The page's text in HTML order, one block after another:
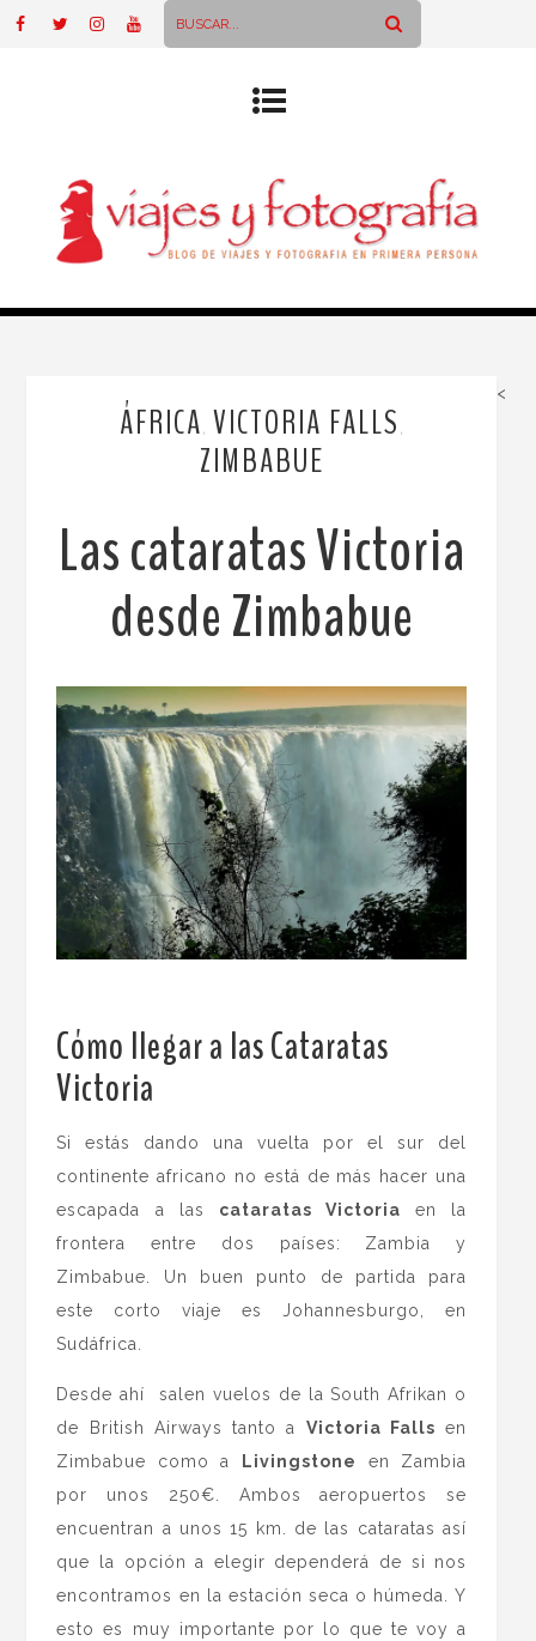
ÁFRICA VICTORIA FALLS
ZIMBABUE
Las cataratas Victoria
desde Zimbabue
Cómo llegar a las Cataratas
Victoria
Si estás dando una vuelta por el sur del
continente africano no está de más hacer una
escapada a las cataratas Victoria en la
frontera entre dos países: Zambia y
Zimbabue. Un buen punto de partida para
este corto viaje es Johannesburgo, en
Sudáfrica.
Desde ahí salen vuelos de la South Afrikan o
de British Airways tanto a Victoria Falls en
Zimbabue como a
Livingstone
en Zambia
por unos 250€. Ambos aeropuertos se
encuentran a unos 15 km. de las cataratas así
que la opción a elegir dependerá de si nos
encontramos en la estación seca o húmeda. Y
esto es muy importante por lo que te voy a
<